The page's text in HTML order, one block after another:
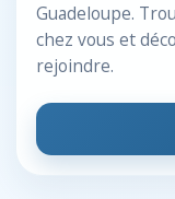
Guadeloupe.
chez vous et
rejoindre.